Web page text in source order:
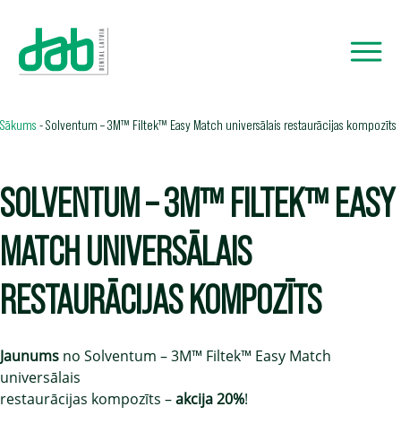
Sākums -Solventum – 3M™ Filtek™ Easy Match universālais restaurācijas kompozīts
SOLVENTUM – 3M™ FILTEK™ EASY
MATCH UNIVERSĀLAIS
RESTAURĀCIJAS KOMPOZĪTS
Jaunums no Solventum – 3M™ Filtek™ Easy Match
universālais
restaurācijas kompozīts –akcija 20%!